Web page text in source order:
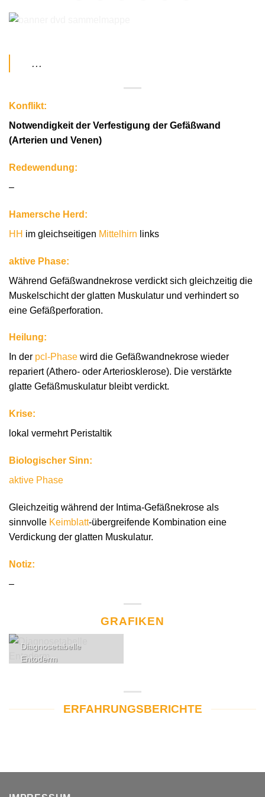
…
Konflikt:
Notwendigkeit der Verfestigung der Gefäßwand
(Arterien und Venen)
Redewendung:
–
Hamersche Herd:
HH im gleichseitigen Mittelhirn links
aktive Phase:
Während Gefäßwandnekrose verdickt sich gleichzeitig die
Muskelschicht der glatten Muskulatur und verhindert so
eine Gefäßperforation.
Heilung:
In der pcl-Phase wird die Gefäßwandnekrose wieder
repariert (Athero- oder Arteriosklerose). Die verstärkte
glatte Gefäßmuskulatur bleibt verdickt.
Krise:
lokal vermehrt Peristaltik
Biologischer Sinn:
aktive Phase
Gleichzeitig während der Intima-Gefäßnekrose als
sinnvolle Keimblatt-übergreifende Kombination eine
Verdickung der glatten Muskulatur.
Notiz:
–
GRAFIKEN
Diagnosetabelle
Entoderm
ERFAHRUNGSBERICHTE